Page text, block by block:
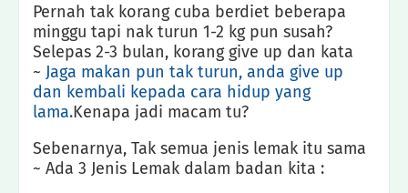
Pernah tak korang cuba berdiet beberapa
minggu tapi nak turun 1-2 kg pun susah?
Selepas 2-3 bulan, korang give up dan kata
~ Jaga makan pun tak turun, anda give up
dan kembali kepada cara hidup yang
lama.Kenapa jadi macam tu?
Sebenarnya, Tak semua jenis lemak itu sama
~ Ada 3 Jenis Lemak dalam badan kita :